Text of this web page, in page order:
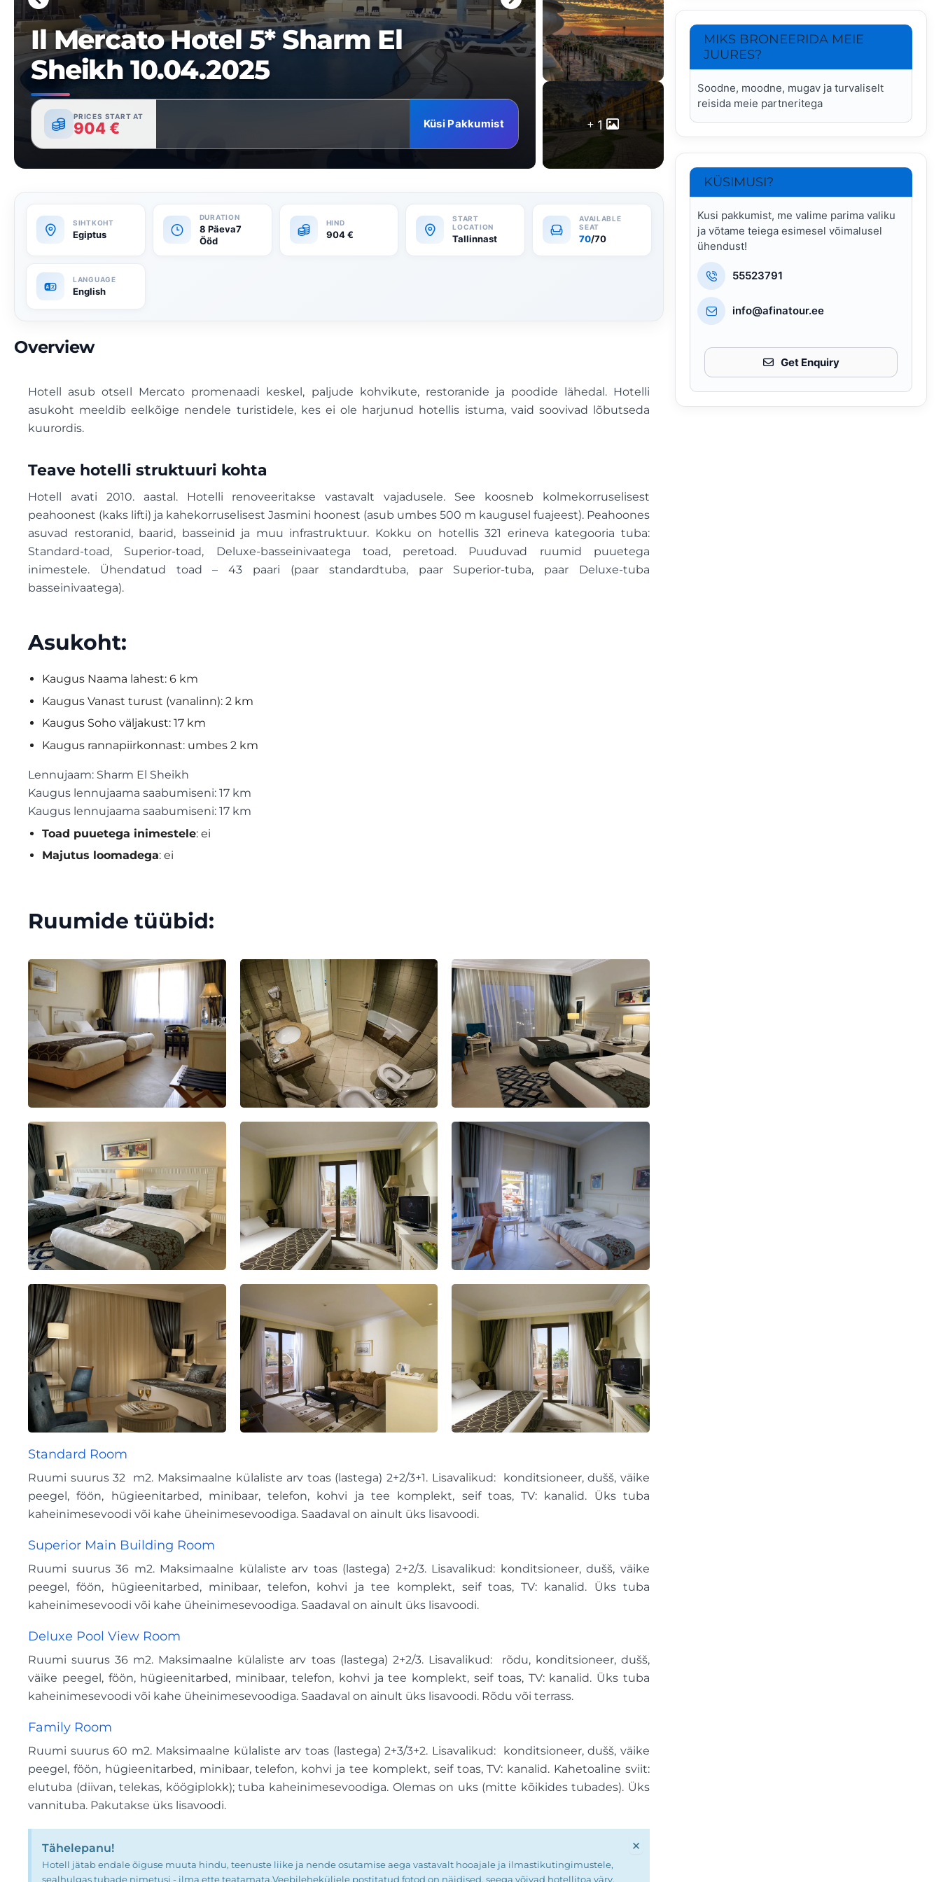
Il Mercato Hotel 5* Sharm El
Sheikh 10.04.2025
PRICES START AT
904€ Küsi Pakkumist 1
Egiptus
8 Päeva7
Ööd
904€ Tallinnast 70/70
English
Overview
Hotell asub otseIl Mercato promenaadi keskel, paljude kohvikute, restoranide ja poodide lähedal. Hotelli
asukoht meeldib eelkõige nendele turistidele, kes ei ole harjunud hotellis istuma, vaid soovivad lõbutseda
kuurordis.
Teave hotelli struktuuri kohta
Hotell avati 2010. aastal. Hotelli renoveeritakse vastavalt vajadusele. See koosneb kolmekorruselisest
peahoonest (kaks lifti) ja kahekorruselisest Jasmini hoonest (asub umbes 500 m kaugusel fuajeest). Peahoones
asuvad restoranid, baarid, basseinid ja muu infrastruktuur. Kokku on hotellis 321 erineva kategooria tuba:
Standard-toad, Superior-toad, Deluxe-basseinivaatega toad, peretoad. Puuduvad ruumid puuetega
inimestele. Ühendatud toad – 43 paari (paar standardtuba, paar Superior-tuba, paar Deluxe-tuba
basseinivaatega).
Asukoht:
Kaugus Naama lahest: 6 km
Kaugus Vanast turust (vanalinn): 2 km
Kaugus Soho väljakust: 17 km
Kaugus rannapiirkonnast: umbes 2 km
Lennujaam: Sharm El Sheikh
Kaugus lennujaama saabumiseni: 17 km
Kaugus lennujaama saabumiseni: 17 km
Toad puuetega inimestele: ei
Majutus loomadega: ei
Ruumide tüübid:
Standard Room
Ruumi suurus 32 m2. Maksimaalne külaliste arv toas (lastega) 2+2/3+1. Lisavalikud: konditsioneer, dušš, väike
peegel, föön, hügieenitarbed, minibaar, telefon, kohvi ja tee komplekt, seif toas, TV: kanalid. Üks tuba
kaheinimesevoodi või kahe üheinimesevoodiga. Saadaval on ainult üks lisavoodi.
Superior Main Building Room
Ruumi suurus 36 m2. Maksimaalne külaliste arv toas (lastega) 2+2/3. Lisavalikud: konditsioneer, dušš, väike
peegel, föön, hügieenitarbed, minibaar, telefon, kohvi ja tee komplekt, seif toas, TV: kanalid. Üks tuba
kaheinimesevoodi või kahe üheinimesevoodiga. Saadaval on ainult üks lisavoodi.
Deluxe Pool View Room
Ruumi suurus 36 m2. Maksimaalne külaliste arv toas (lastega) 2+2/3. Lisavalikud: rõdu, konditsioneer, dušš,
väike peegel, föön, hügieenitarbed, minibaar, telefon, kohvi ja tee komplekt, seif toas, TV: kanalid. Üks tuba
kaheinimesevoodi või kahe üheinimesevoodiga. Saadaval on ainult üks lisavoodi. Rõdu või terrass.
Family Room
Ruumi suurus 60 m2. Maksimaalne külaliste arv toas (lastega) 2+3/3+2. Lisavalikud: konditsioneer, dušš, väike
peegel, föön, hügieenitarbed, minibaar, telefon, kohvi ja tee komplekt, seif toas, TV: kanalid. Kahetoaline sviit:
elutuba (diivan, telekas, köögiplokk); tuba kaheinimesevoodiga. Olemas on uks (mitte kõikides tubades). Üks
vannituba. Pakutakse üks lisavoodi.
Tähelepanu!
Hotell jätab endale õiguse muuta hindu, teenuste liike ja nende osutamise aega vastavalt hooajale ja ilmastikutingimustele,
sealhulgas tubade nimetusi - ilma ette teatamata.Veebileheküljele postitatud fotod on näidised, seega võivad hotellitoa värv,
×
MIKS BRONEERIDA MEIE
JUURES?
Soodne, moodne, mugav ja turvaliselt
reisida meie partneritega
KÜSIMUSI?
Kusi pakkumist, me valime parima valiku
ja võtame teiega esimesel võimalusel
ühendust!
55523791
info@afinatour.ee
Get Enquiry